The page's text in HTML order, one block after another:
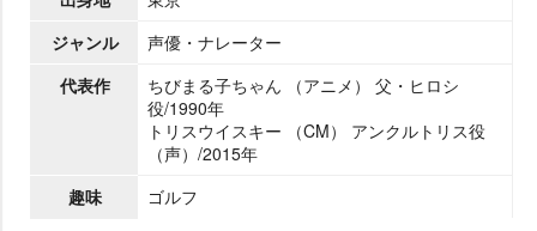
ジャンル
声優・ナレーター
代表作
ちびまる子ちゃん （アニメ） 父・ヒロシ
役/1990年
トリスウイスキー （CM） アンクルトリス役
（声）/2015年
趣味
ゴルフ